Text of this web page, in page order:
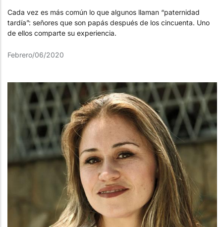
Cada vez es más común lo que algunos llaman “paternidad
tardía”: señores que son papás después de los cincuenta. Uno
de ellos comparte su experiencia.
Febrero/06/2020